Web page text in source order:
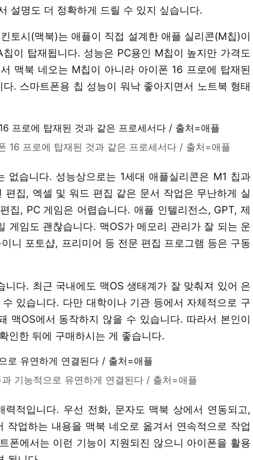
설명도 더 정확하게 드릴 수 있지 싶습니다.
토시(맥북)는 애플이 직접 설계한 애플 실리콘(M칩)이
이 탑재됩니다. 성능은 PC용인 M칩이 높지만 가격도
맥북 네오는 M칩이 아니라 아이폰 16 프로에 탑재된
. 스마트폰용 칩 성능이 워낙 좋아지면서 노트북 형태
16 프로에 탑재된 것과 같은 프로세서다 / 출처=애플
없습니다. 성능상으로는 1세대 애플실리콘은 M1 칩과
집, 엑셀 및 워드 편집 같은 문서 작업은 무난하게 실
집, PC 게임은 어렵습니다. 애플 인텔리전스, GPT, 제
게임도 괜찮습니다. 맥OS가 메모리 관리가 잘 되는 운
니 포토샵, 프리미어 등 전문 편집 프로그램 등은 구동
다. 최근 국내에도 맥OS 생태계가 잘 맞춰져 있어 은
있습니다. 다만 대학이나 기관 등에서 자체적으로 구
맥OS에서 동작하지 않을 수 있습니다. 따라서 본인이
인한 뒤에 구매하시는 게 좋습니다.
기능적으로 유연하게 연결된다 / 출처=애플
력적입니다. 우선 전화, 문자도 맥북 상에서 연동되고,
작업하는 내용을 맥북 네오로 옮겨서 연속적으로 작업
폰에서는 이런 기능이 지원되진 않으니 아이폰을 활용